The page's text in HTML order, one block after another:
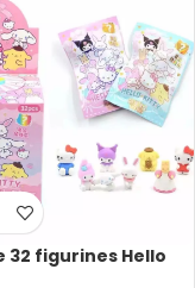
32 figurines Hello